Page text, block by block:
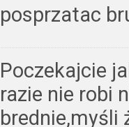
posprzatac
Poczekajcie
razie nie robi
brednie,myśli